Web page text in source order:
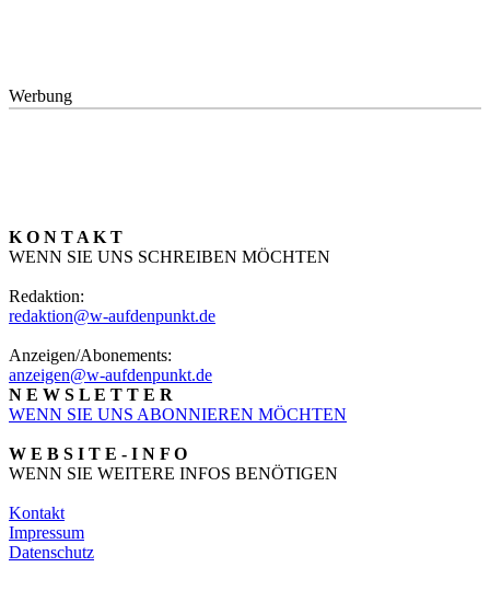
Werbung
K O N T A K T
WENN SIE UNS SCHREIBEN MÖCHTEN
Redaktion:
redaktion@w-aufdenpunkt.de
Anzeigen/Abonements:
anzeigen@w-aufdenpunkt.de
N E W S L E T T E R
WENN SIE UNS ABONNIEREN MÖCHTEN
W E B S I T E - I N F O
WENN SIE WEITERE INFOS BENÖTIGEN
Kontakt
Impressum
Datenschutz